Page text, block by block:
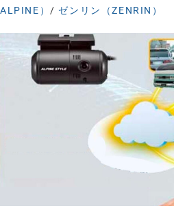
ALPINE）/ ゼンリン（ZENRIN）